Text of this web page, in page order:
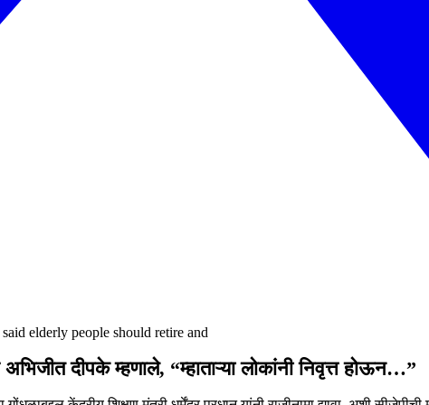
elderly people should retire and
दीपके म्हणाले, “म्हाताऱ्या लोकांनी निवृत्त होऊन…”